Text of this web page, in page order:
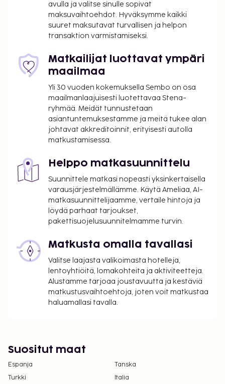
Käytössäsi on ilmainen kiinteä internetyhteys,
ympäri vuorokauden auki oleva vastaanotto ja
matkatavarasäilytys. Seuraavat palvelut ovat
concierge-palvelut. Baarissa voit nauttia raikasta
juotavaa. Maksullinen buffetaamiainen tarjotaan
päivittäin klo 7.00–10.30. Tämän majoituspaikan
virallisen tähtiluokituksen on myöntänyt Ranskan
turismin kehitysjärjestö ATOUT.
Majoituspaikka veloittaa seuraavat paikan päällä
suoritettavat maksut. Maksuihin saattaa sisältyä
Kaupungin perimä vero: 5.53 EUR per henkilö
per yö. Tätä veroa ei peritä alle 18 vuotta
vanhoilta lapsilta.
Tässä on mainittu kaikki majoituspaikan meille
ilmoittamat maksut.
Maksu buffetaamiaisesta: noin 14 EUR aikuisille
ja 14 EUR lapsille
Yllä oleva luettelo ei ehkä kata kaikkea. Maksut ja
takuumaksut eivät välttämättä sisällä veroja, ja ne
saattavat muuttua.
ottamalla yhteyttä majoituspaikkaan
avulla ja valitse sinulle sopivat
maksuvaihtoehdot. Hyväksymme kaikki
suuret maksutavat turvallisen ja helpon
transaktion varmistamiseksi.
Matkailijat luottavat ympäri
maailmaa
Yli 30 vuoden kokemuksella Sembo on osa
maailmanlaajuisesti luotettavaa Stena-
ryhmää. Meidät tunnustetaan
asiantuntemuksestamme ja meitä tukee alan
johtavat akkreditoinnit, erityisesti autolla
matkustamisessa.
Helppo matkasuunnittelu
Suunnittele matkasi nopeasti yksinkertaisella
varausjärjestelmällämme. Käytä Ameliaa, AI-
matkasuunnittelijaamme, vertaile hintoja ja
löydä parhaat tarjoukset,
pakettisuojelusuunnitelmamme turvin.
Matkusta omalla tavallasi
Valitse laajasta valikoimasta hotelleja,
lentoyhtiöitä, lomakohteita ja aktiviteetteja.
Alustamme tarjoaa joustavuutta ja kestäviä
matkustusvaihtoehtoja, joten voit matkustaa
haluamallasi tavalla.
Suositut maat
Espanja
Tanska
Turkki
Italia